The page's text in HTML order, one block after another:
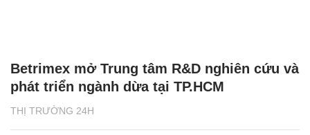
THỊ TRƯỜNG 24H
Betrimex mở Trung tâm R&D nghiên cứu và
phát triển ngành dừa tại TP.HCM